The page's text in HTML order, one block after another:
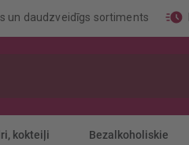
un daudzveidīgs sortiments
kokteiļi Bezalkoholiskie